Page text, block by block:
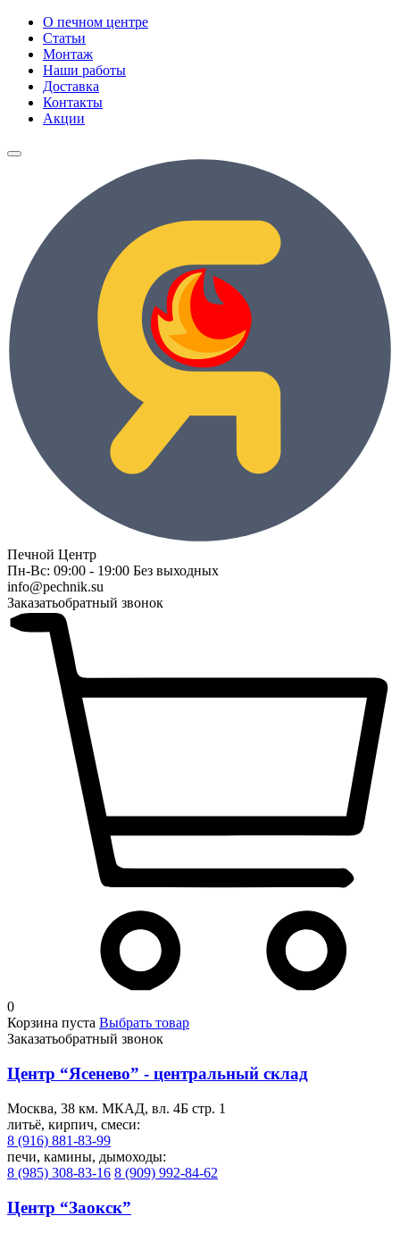
О печном центре
Статьи
Монтаж
Наши работы
Доставка
Контакты
Акции
Печной Центр
Пн-Вс: 09:00 - 19:00 Без выходных
info@pechnik.su
Заказатьобратный звонок
0
Корзина пуста Выбрать товар
Заказатьобратный звонок
Центр “Ясенево” - центральный склад
Москва, 38 км. МКАД, вл. 4Б стр. 1
литьё, кирпич, смеси:
8 (916) 881-83-99
печи, камины, дымоходы:
8 (985) 308-83-16 8 (909) 992-84-62
Центр “Заокск”